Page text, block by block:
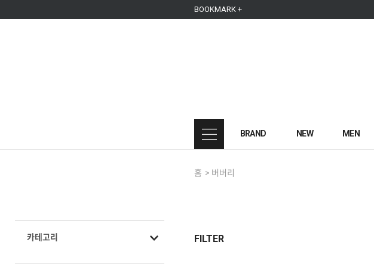
BOOKMARK +
BRAND NEW MEN
홈 > 버버리
FILTER
카테고리